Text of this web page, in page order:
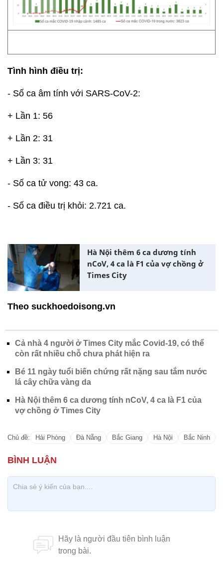
Tình hình điều trị:
- Số ca âm tính với SARS-CoV-2:
+ Lần 1: 56
+ Lần 2: 31
+ Lần 3: 31
- Số ca tử vong: 43 ca.
- Số ca điều trị khỏi: 2.721 ca.
Hà Nội thêm 6 ca dương tính
nCoV, 4 ca là F1 của vợ chồng ở
Times City
Theo suckhoedoisong.vn
Cả nhà 4 người ở Times City mắc Covid-19, có thể
còn rất nhiều chỗ chưa phát hiện ra
Bé 11 ngày tuổi biến chứng rất nặng sau tắm nước
lá cây chữa vàng da
Hà Nội thêm 6 ca dương tính nCoV, 4 ca là F1 của
vợ chồng ở Times City
Chủ đề: Hải Phòng Đà Nẵng Bắc Giang Hà Nội Bắc Ninh